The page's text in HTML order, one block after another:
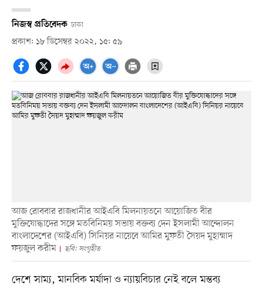
নিজস্ব প্রতিবেদক ঢাকা
প্রকাশ: ১৮ ডিসেম্বর ২০২২, ১৫: ৫৯
আজ রোববার রাজধানীর আইএবি মিলনায়তনে আয়োজিত বীর
মুক্তিযোদ্ধাদের সঙ্গে মতবিনিময় সভায় বক্তব্য দেন ইসলামী আন্দোলন
বাংলাদেশের (আইএবি) সিনিয়র নায়েবে আমির মুফতী সৈয়দ মুহাম্মাদ
ফয়জুল করীম
ছবি: সংগৃহীত
দেশে সাম্য, মানবিক মর্যাদা ও ন্যায়বিচার নেই বলে মন্তব্য